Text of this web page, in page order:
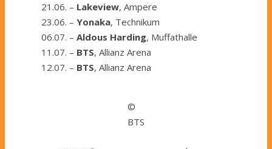
21.06. – Lakeview, Ampere
23.06. – Yonaka, Technikum
06.07. – Aldous Harding, Muffathalle
11.07. – BTS, Allianz Arena
12.07. – BTS, Allianz Arena
©
BTS